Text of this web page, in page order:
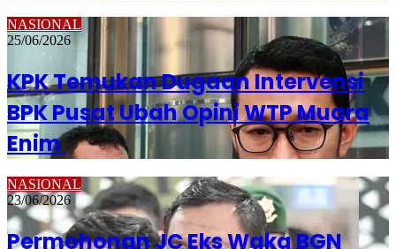
NASIONAL
25/06/2026
KPK Temukan Dugaan Intervensi
BPK Pusat Ubah Opini WTP Muara
Enim
NASIONAL
23/06/2026
Permohonan JC Eks Waka BGN